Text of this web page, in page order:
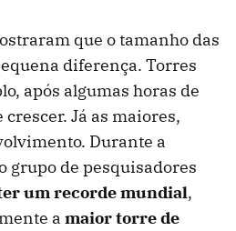
que o tamanho das
diferença. Torres
após algumas horas de
Já as maiores,
Durante a
grupo de pesquisadores
um recorde mundial,
a maior torre de